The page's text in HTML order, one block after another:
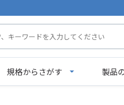
規格からさがす 製品